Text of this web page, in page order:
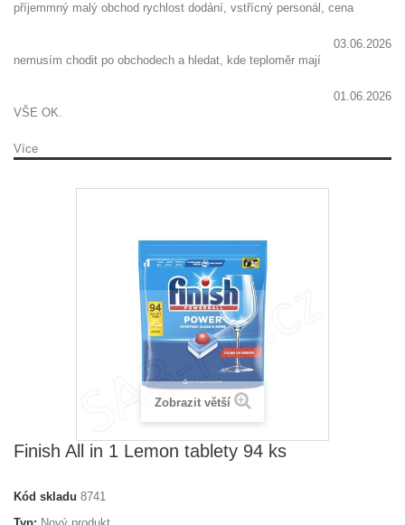
příjemmný malý obchod rychlost dodání, vstřícný personál, cena
03.06.2026
nemusím chodit po obchodech a hledat, kde teploměr mají
01.06.2026
VŠE OK.
Více
Zobrazit větší
Finish All in 1 Lemon tablety 94 ks
Kód skladu 8741